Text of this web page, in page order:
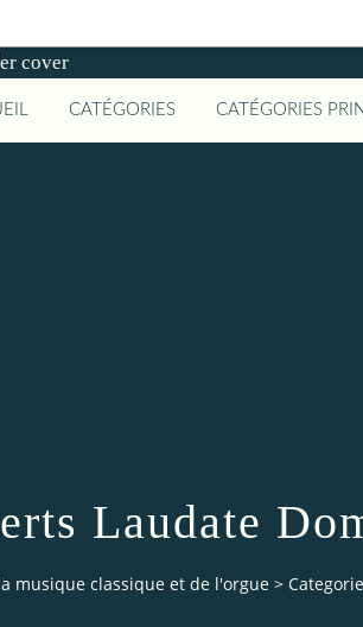
CATÉGORIES CATÉGORIES
Laudate
la musique classique et de l'orgue >